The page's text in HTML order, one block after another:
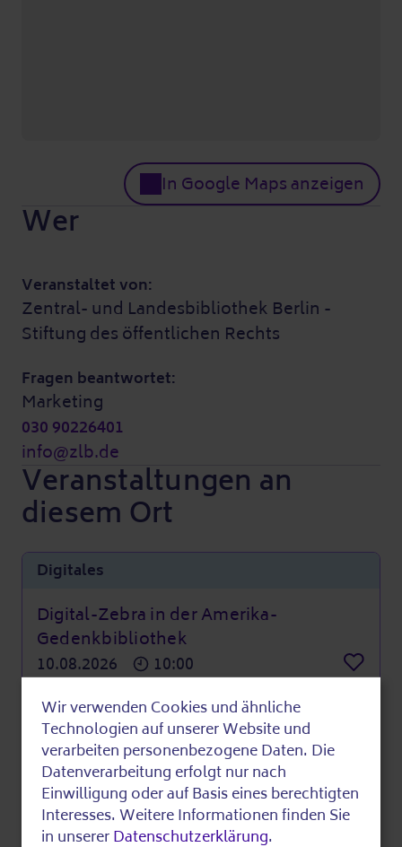
In Google Maps anzeigen
Wer
Veranstaltet von:
Zentral- und Landesbibliothek Berlin -
Stiftung des öffentlichen Rechts
Fragen beantwortet:
Marketing
030 90226401
info@zlb.de
Veranstaltungen an
diesem Ort
Digitales
Digital-Zebra in der Amerika-
Gedenkbibliothek
10.08.2026
10:00
Beratung
Digital Café 55 +
19.08.2026
14:00
Weitere Informationen
Use
of
personal
data
Wir verwenden Cookies und ähnliche
Technologien auf unserer Website und
verarbeiten personenbezogene Daten. Die
Datenverarbeitung erfolgt nur nach
Einwilligung oder auf Basis eines berechtigten
Interesses. Weitere Informationen finden Sie
in unsererDatenschutzerklärung.